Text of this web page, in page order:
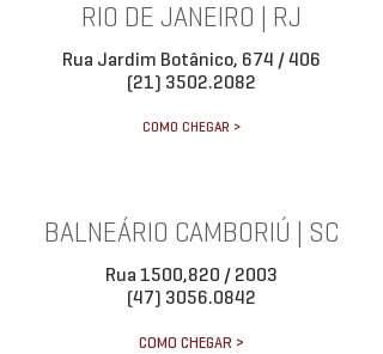
RIO DE JANEIRO | RJ
Rua Jardim Botânico, 674 / 406
(21) 3502.2082
COMO CHEGAR >
BALNEÁRIO CAMBORIÚ | SC
Rua 1500,820 / 2003
(47) 3056.0842
COMO CHEGAR >